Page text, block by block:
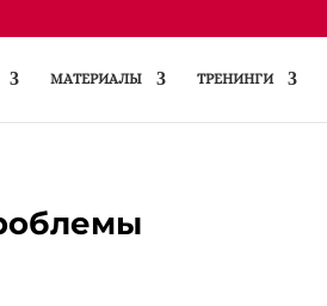
МАТЕРИАЛЫ ТРЕНИНГИ